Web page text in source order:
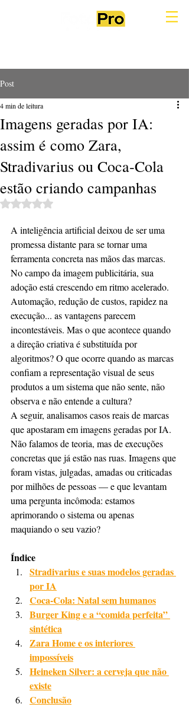
Post
Imagens geradas por IA:
assim é como Zara,
Stradivarius ou Coca‑Cola
estão criando campanhas
4 min de leitura
Avaliado com NaN de 5 estrelas.
A inteligência artificial deixou de ser uma
promessa distante para se tornar uma
ferramenta concreta nas mãos das marcas.
No campo da imagem publicitária, sua
adoção está crescendo em ritmo acelerado.
Automação, redução de custos, rapidez na
execução... as vantagens parecem
incontestáveis. Mas o que acontece quando
a direção criativa é substituída por
algoritmos? O que ocorre quando as marcas
confiam a representação visual de seus
produtos a um sistema que não sente, não
observa e não entende a cultura?
A seguir, analisamos casos reais de marcas
que apostaram em imagens geradas por IA.
Não falamos de teoria, mas de execuções
concretas que já estão nas ruas. Imagens que
foram vistas, julgadas, amadas ou criticadas
por milhões de pessoas — e que levantam
uma pergunta incômoda: estamos
aprimorando o sistema ou apenas
maquiando o seu vazio?
Índice
Stradivarius e suas modelos geradas
por IA
Coca-Cola: Natal sem humanos
Burger King e a “comida perfeita”
sintética
Zara Home e os interiores
impossíveis
Heineken Silver: a cerveja que não
existe
Conclusão